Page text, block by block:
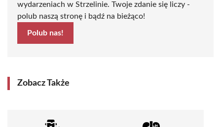
wydarzeniach w Strzelinie. Twoje zdanie się liczy -
polub naszą stronę i bądź na bieżąco!
Polub nas!
Zobacz Także